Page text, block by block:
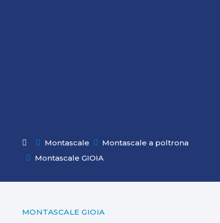
 Montascale  Montascale a poltrona
 Montascale GIOIA
MONTASCALE GIOIA